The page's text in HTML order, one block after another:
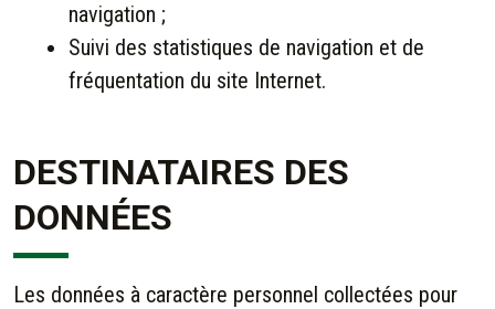
navigation ;
Suivi des statistiques de navigation et de
fréquentation du site Internet.
DESTINATAIRES DES
DONNÉES
Les données à caractère personnel collectées pour